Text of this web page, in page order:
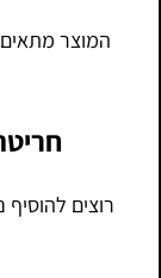
המוצר
רוצים